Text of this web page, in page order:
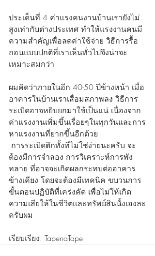
ประเด็นที่ 4 ค่าแรงคนงานบ้านเรายังไม่
สูงเท่ากับต่างประเทศ ทำให้แรงงานคนมี
ความสำคัญเพื่อลดค่าใช้จ่าย วิธีการรื้อ
ถอนแบบปกติที่เราเห็นทั่วไปจึงน่าจะ
เหมาะสมกว่า
ผมคิดว่าภายในอีก 40-50 ปีข้างหน้า เมื่อ
อาคารในบ้านเราเสื่อมสภาพลง วิธีการ
ระเบิดอาจหยิบยกมาใช้เป็นแน่ เนื่องจาก
ค่าแรงงานเพิ่มขึ้นเรื่อยๆในทุกวันและการ
หาแรงงานที่ยากขึ้นอีกด้วย
ต้องมีการจำลอง การวิเคราะห์การพัง
ทลาย ที่อาจจะเกิดผลกระทบต่ออาคาร
ข้างเคียง โดยจะต้องมีเทคนิค ขบวนการ
ขั้นตอนปฏิบัติที่เคร่งคัด เพื่อไม่ให้เกิด
ความเสียให้ในชีวิตและทรัพย์สินนั้งเองละ
ครับผม
เรียบเรียง: TapenaTape